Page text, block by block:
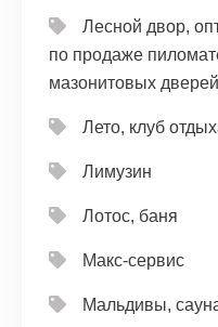
Лесной двор,
по продаже
мазонитовых дверей
Лето, клуб
Лимузин
Лотос, баня
Макс-сервис
Мальдивы,